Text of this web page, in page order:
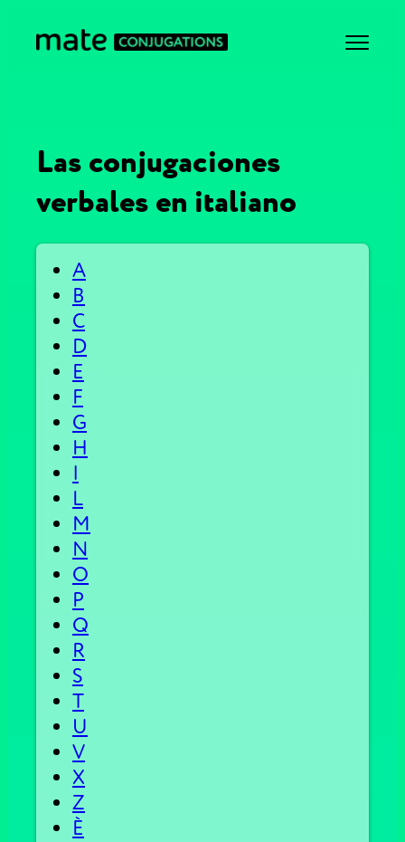
Las conjugaciones
verbales en italiano
A
B
C
D
E
F
G
H
I
L
M
N
O
P
Q
R
S
T
U
V
X
Z
È